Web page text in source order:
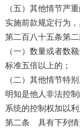
（五）其他情节严重
实施前款规定行为
第二百八十五条第二
（一）数量或者数
标准五倍以上的；
（二）其他情节特
明知是他人非法控
系统的控制权加以
第二条 具有下列情